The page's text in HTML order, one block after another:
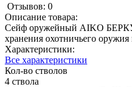
Отзывов: 0
Описание товара:
Сейф оружейный AIKO
хранения охотничьего
Характеристики:
Все характеристики
Кол-во стволов
4 ствола